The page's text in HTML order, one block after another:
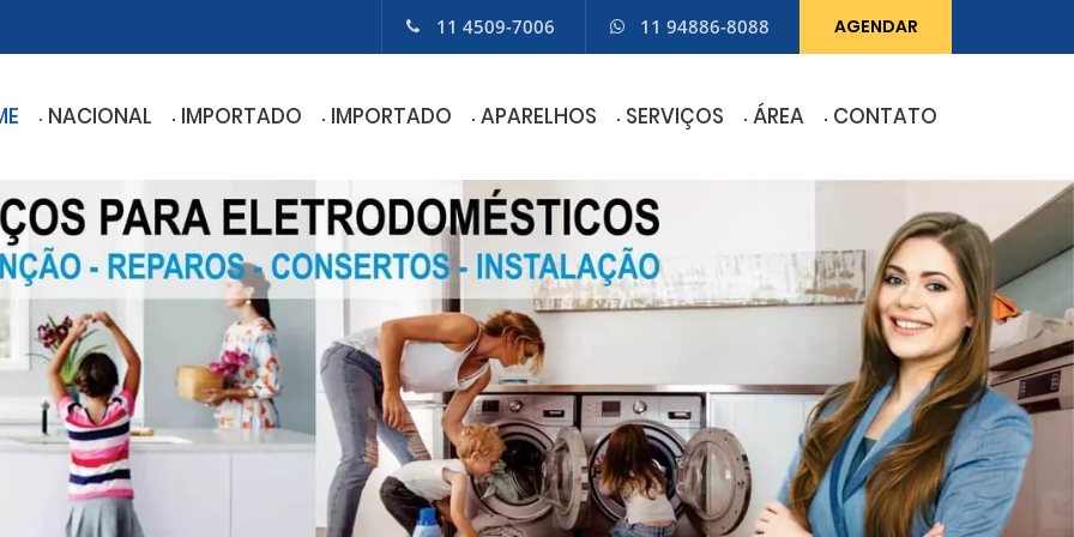
11 4509-7006 11 94886-8088 AGENDAR
NACIONAL IMPORTADO IMPORTADO APARELHOS SERVIÇOS ÁREA CONTATO